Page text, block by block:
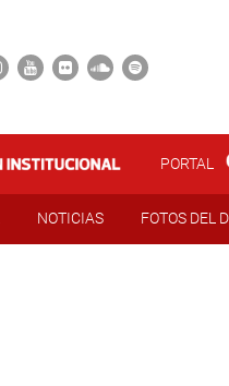
PORTAL
NOTICIAS FOTOS DEL